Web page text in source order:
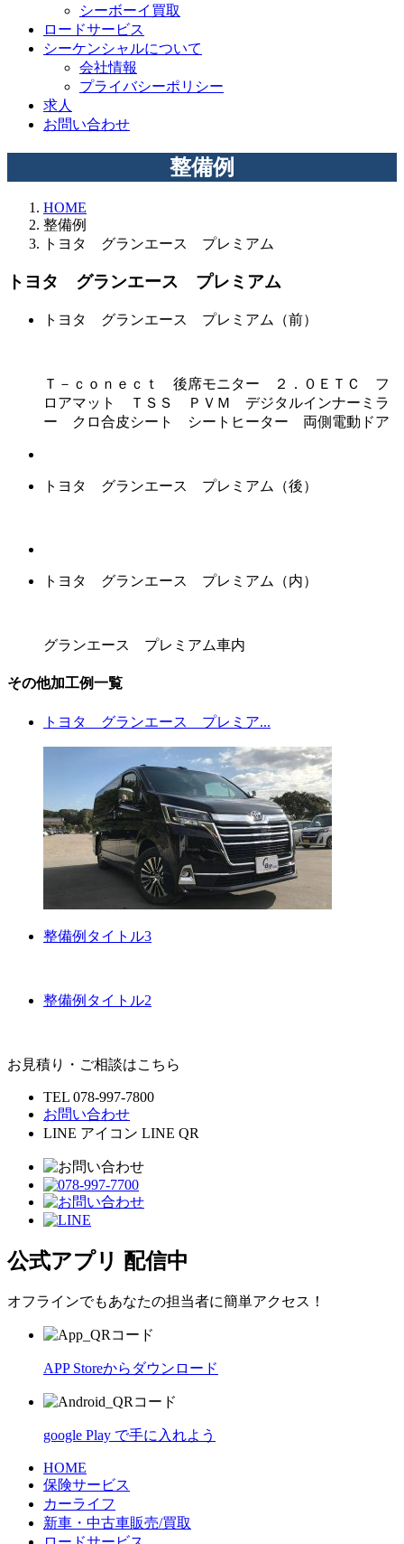
シーボーイ買取
ロードサービス
シーケンシャルについて
会社情報
プライバシーポリシー
求人
お問い合わせ
整備例
HOME
整備例
トヨタ グランエース プレミアム
トヨタ グランエース プレミアム
トヨタ グランエース プレミアム（前）
Ｔ－ｃｏｎｅｃｔ 後席モニター ２．０ＥＴＣ フ
ロアマット ＴＳＳ ＰＶＭ デジタルインナーミラ
ー クロ合皮シート シートヒーター 両側電動ドア
トヨタ グランエース プレミアム（後）
トヨタ グランエース プレミアム（内）
グランエース プレミアム車内
その他加工例一覧
トヨタ グランエース プレミア...
整備例タイトル3
整備例タイトル2
お見積り・ご相談はこちら
TEL 078-997-7800
お問い合わせ
LINE アイコン LINE QR
公式アプリ 配信中
オフラインでもあなたの担当者に簡単アクセス！
APP Storeからダウンロード
google Play で手に入れよう
HOME
保険サービス
カーライフ
新車・中古車販売/買取